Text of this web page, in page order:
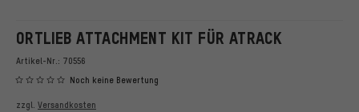
ORTLIEB ATTACHMENT KIT FÜR ATRACK
Artikel-Nr.: 70556
Noch keine Bewertung
zzgl. Versandkosten